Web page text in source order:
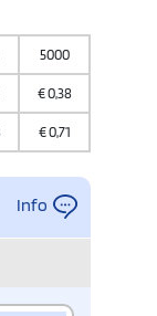
5000
€0,38
€0,71
Info